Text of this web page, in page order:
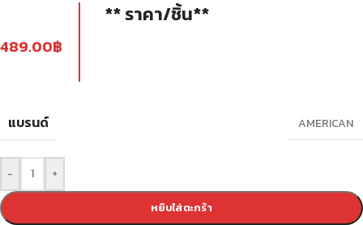
489.00฿
** ราคา/ชิ้น**
แบรนด์ AMERICAN
- +
หยิบใส่ตะกร้า